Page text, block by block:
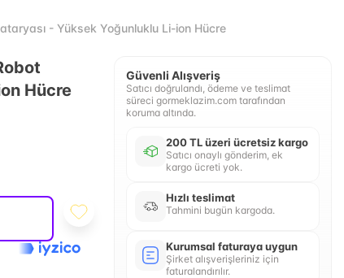
- Yüksek Yoğunluklu Li-ion Hücre
Hücre
Güvenli Alışveriş
Satıcı doğrulandı, ödeme ve teslimat
süreci gormeklazim.com tarafından
koruma altında.
200 TL üzeri ücretsiz kargo
Satıcı onaylı gönderim, ek
kargo ücreti yok.
Hızlı teslimat
Tahmini bugün kargoda.
Kurumsal faturaya uygun
Şirket alışverişleriniz için
faturalandırılır.